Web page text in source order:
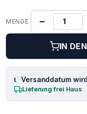
MENGE −
IN
Versanddatum
Lieferung frei Haus